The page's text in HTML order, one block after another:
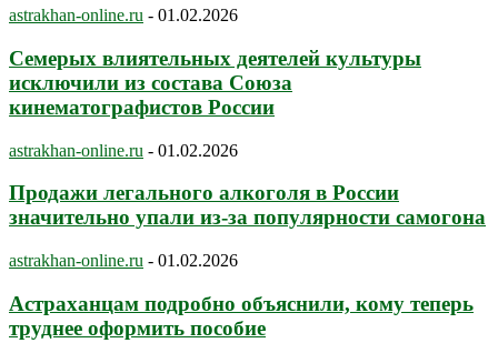
astrakhan-online.ru - 01.02.2026
Семерых влиятельных деятелей культуры
исключили из состава Союза
кинематографистов России
astrakhan-online.ru - 01.02.2026
Продажи легального алкоголя в России
значительно упали из-за популярности самогона
astrakhan-online.ru - 01.02.2026
Астраханцам подробно объяснили, кому теперь
труднее оформить пособие